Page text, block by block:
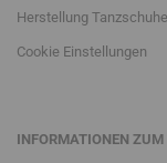
Herstellung Tanzschuhe
Cookie Einstellungen
INFORMATIONEN